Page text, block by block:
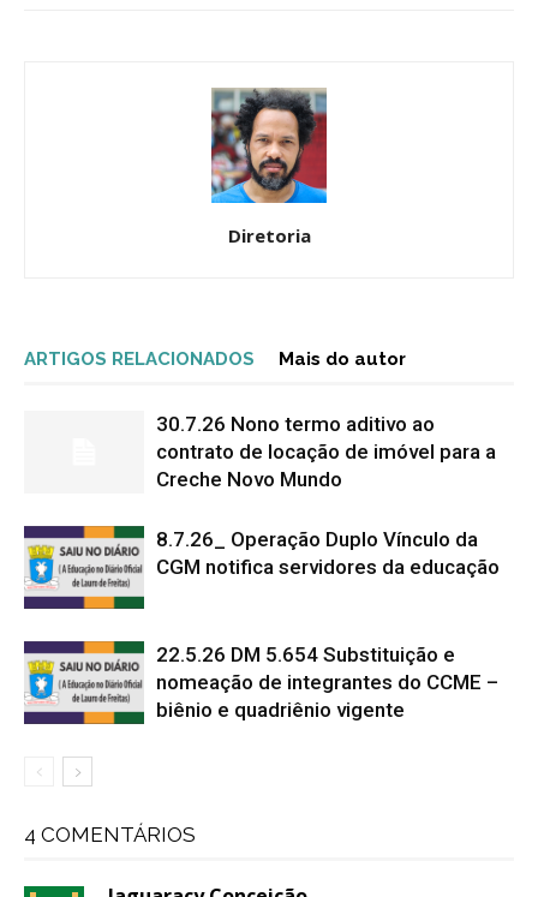
Diretoria
ARTIGOS RELACIONADOS Mais do autor
30.7.26 Nono termo aditivo ao
contrato de locação de imóvel para a
Creche Novo Mundo
8.7.26_ Operação Duplo Vínculo da
CGM notifica servidores da educação
22.5.26 DM 5.654 Substituição e
nomeação de integrantes do CCME –
biênio e quadriênio vigente
4 COMENTÁRIOS